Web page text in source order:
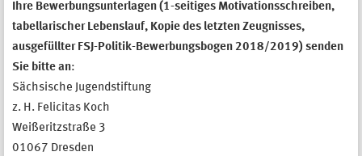
Ihre Bewerbungsunterlagen (1-seitiges Motivationsschreiben,
tabellarischer Lebenslauf, Kopie des letzten Zeugnisses,
ausgefüllter FSJ-Politik-Bewerbungsbogen 2018/2019) senden
Sie bitte an:
Sächsische Jugendstiftung
z. H. Felicitas Koch
Weißeritzstraße 3
01067 Dresden